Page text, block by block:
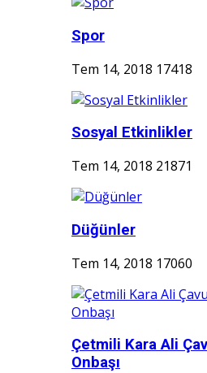
Spor
Tem 14, 2018 17418
Sosyal Etkinlikler
Tem 14, 2018 21871
Düğünler
Tem 14, 2018 17060
Çetmili Kara Ali
Onbaşı